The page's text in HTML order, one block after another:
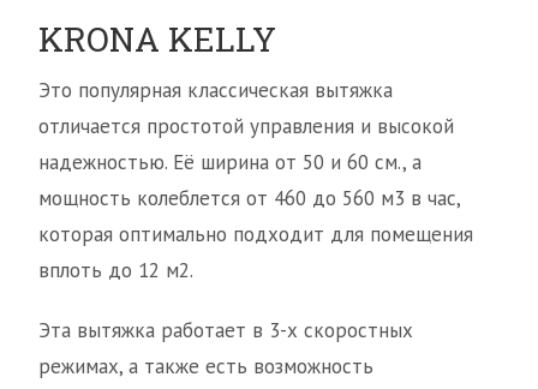
KRONA KELLY
Это популярная классическая вытяжка
отличается простотой управления и высокой
надежностью. Её ширина от 50 и 60 см., а
мощность колеблется от 460 до 560 м3 в час,
которая оптимально подходит для помещения
вплоть до 12 м2.
Эта вытяжка работает в 3-х скоростных
режимах, а также есть возможность